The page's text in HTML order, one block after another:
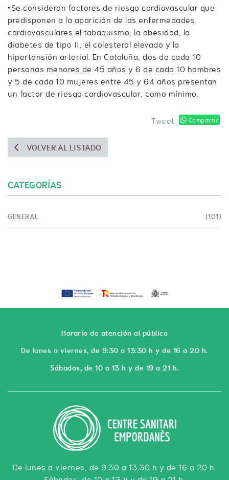
▫️Se consideran factores de riesgo cardiovascular que
predisponen a la aparición de las enfermedades
cardiovasculares el tabaquismo, la obesidad, la
diabetes de tipo II, el colesterol elevado y la
hipertensión arterial. En Cataluña, dos de cada 10
personas menores de 45 años y 6 de cada 10 hombres
y 5 de cada 10 mujeres entre 45 y 64 años presentan
un factor de riesgo cardiovascular, como mínimo.
Tweet
Compartir
VOLVER AL LISTADO
CATEGORÍAS
GENERAL (101)
Horario de atención al público
De lunes a viernes, de 9:30 a 13:30 h y de 16 a 20 h.
Sábados, de 10 a 13 h y de 19 a 21 h.
De lunes a viernes, de 9:30 a 13:30 h y de 16 a 20 h.